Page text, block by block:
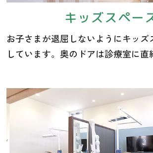
キッズスペー
お子さまが退屈しないようにキッズ
しています。奥のドアは診療室に直